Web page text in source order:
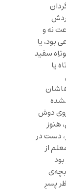
نه و
بود، یا
سفید
یا
روی دوش
هنوز
دست در
از
پسرِ